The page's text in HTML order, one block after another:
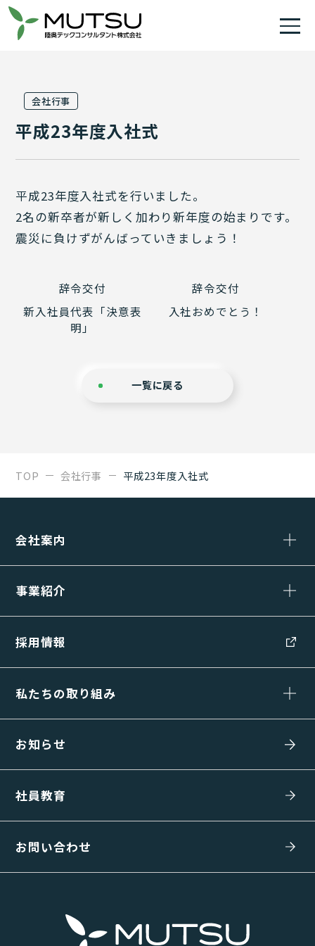
会社行事
平成23年度入社式
平成23年度入社式を行いました。
2名の新卒者が新しく加わり新年度の始まりです。
震災に負けずがんばっていきましょう！
辞令交付
辞令交付
新入社員代表「決意表
明」
入社おめでとう！
一覧に戻る
TOP 会社行事 平成23年度入社式
会社案内
事業紹介
採用情報
私たちの取り組み
お知らせ
社員教育
お問い合わせ